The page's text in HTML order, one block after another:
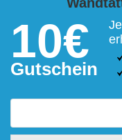
10€
Gutschein